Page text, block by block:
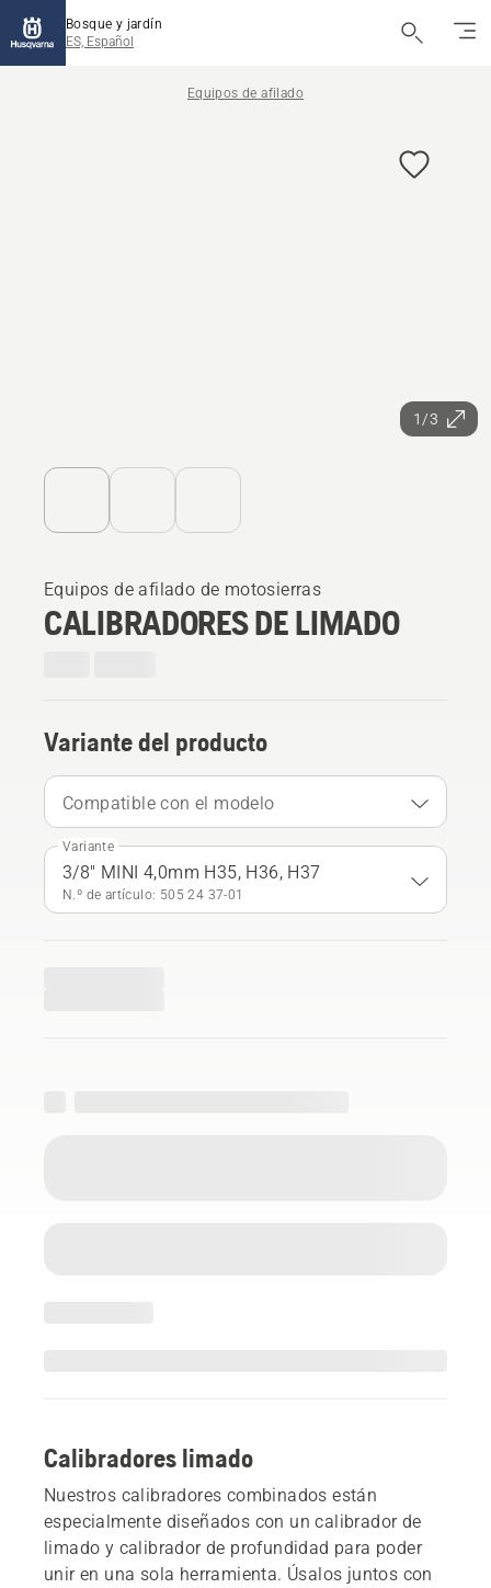
Bosque y jardín
ES, Español
Equipos de afilado
1/3
Equipos de afilado de motosierras
CALIBRADORES DE LIMADO
Variante del producto
Compatible con el modelo
Variante
3/8" MINI 4,0mm H35, H36, H37
N.º de artículo: 505 24 37‑01
Calibradores limado
Nuestros calibradores combinados están
especialmente diseñados con un calibrador de
limado y calibrador de profundidad para poder
unir en una sola herramienta. Úsalos juntos con